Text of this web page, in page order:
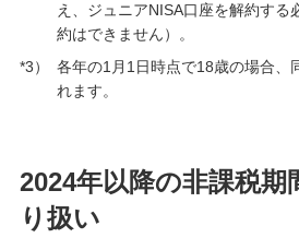
NISA・投資信託申込
iDeCo申込
来店予約（ご相談）
え、ジュニアNISA口座を解約する
約はできません）。
*3）
各年の1月1日時点で18歳の場合、
れます。
2024年以降の非課税期
り扱い